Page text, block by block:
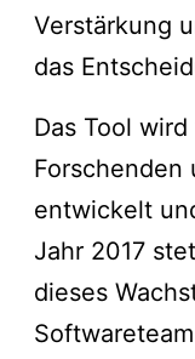
Verstärkung
das
Das Tool
Forschenden
entwickelt
Jahr 2017
dieses